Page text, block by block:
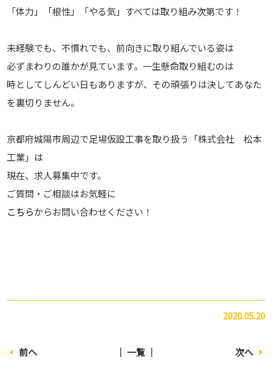
「体力」「根性」「やる気」すべては取り組み次第です！
未経験でも、不慣れでも、前向きに取り組んでいる姿は
必ずまわりの誰かが見ています。一生懸命取り組むのは
時としてしんどい日もありますが、その頑張りは決してあなた
を裏切りません。
京都府城陽市周辺で足場仮設工事を取り扱う「株式会社 松本
工業」は
現在、求人募集中です。
ご質問・ご相談はお気軽に
こちらからお問い合わせください！
2020.05.20
前へ 次へ
│ 一覧 │